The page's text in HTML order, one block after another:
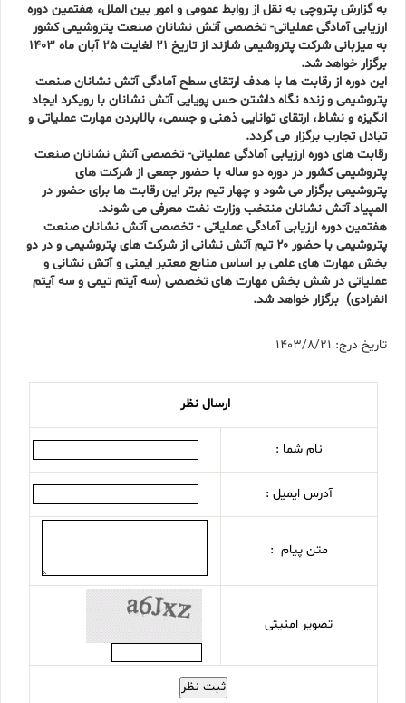
به گزارش پتروچی به نقل از روابط عمومی و امور بین الملل، هفتمین دوره
ارزیابی آمادگی عملیاتی- تخصصی آتش نشانان صنعت پتروشیمی کشور
به میزبانی شرکت پتروشیمی شازند از تاریخ 21 لغایت 25 آبان ماه 1403
برگزار خواهد شد.
این دوره از رقابت ها با هدف ارتقای سطح آمادگی آتش نشانان صنعت
پتروشیمی و زنده نگاه داشتن حس پویایی آتش نشانان با رویکرد ایجاد
انگیزه و نشاط، ارتقای توانایی ذهنی و جسمی، بالابردن مهارت عملیاتی و
تبادل تجارب برگزار می گردد.
رقابت های دوره ارزیابی آمادگی عملیاتی- تخصصی آتش نشانان صنعت
پتروشیمی کشور در دوره دو ساله با حضور جمعی از شرکت های
پتروشیمی برگزار می شود و چهار تیم برتر این رقابت ها برای حضور در
المپیاد آتش نشانان منتخب وزارت نفت معرفی می شوند.
هفتمین دوره ارزیابی آمادگی عملیاتی - تخصصی آتش نشانان صنعت
پتروشیمی با حضور ۲۰ تیم آتش نشانی از شرکت های پتروشیمی و در دو
بخش مهارت های علمی بر اساس منابع معتبر ایمنی و آتش نشانی و
عملیاتی در شش بخش مهارت های تخصصی (سه آیتم تیمی و سه آیتم
انفرادی) برگزار خواهد شد.
تاریخ درج: 1403/8/21
ارسال نظر
نام شما :
آدرس ایمیل :
متن پیام :
تصویر امنیتی
ثبت نظر